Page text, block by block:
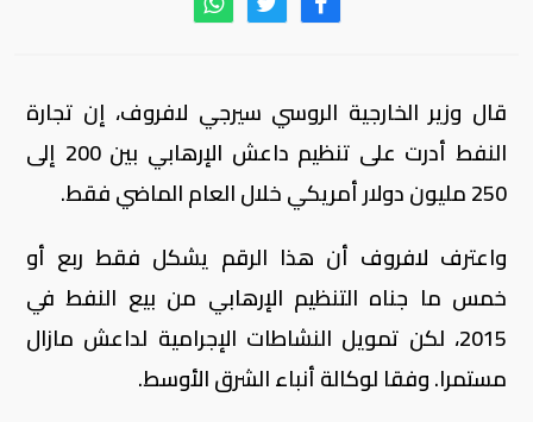
قال وزير الخارجية الروسي سيرجي لافروف، إن تجارة
النفط أدرت على تنظيم داعش الإرهابي بين 200 إلى
250 مليون دولار أمريكي خلال العام الماضي فقط.
واعترف لافروف أن هذا الرقم يشكل فقط ربع أو
خمس ما جناه التنظيم الإرهابي من بيع النفط في
2015، لكن تمويل النشاطات الإجرامية لداعش مازال
مستمرا. وفقا لوكالة أنباء الشرق الأوسط.